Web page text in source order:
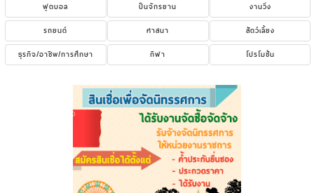
ฟุตบอล
ปั่นจักรยาน
งานวิ่ง
รถยนต์
ศาสนา
สัตว์เลี้ยง
ธุรกิจ/อาชีพ/การศึกษา
กีฬา โปรโมชั่น